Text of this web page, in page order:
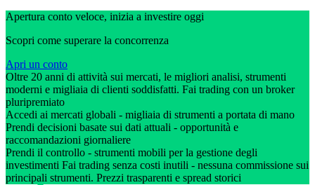
Apertura conto veloce, inizia a investire oggi
Scopri come superare la concorrenza
Apri un conto
Oltre 20 anni di attività sui mercati, le migliori analisi, strumenti
moderni e migliaia di clienti soddisfatti. Fai trading con un broker
pluripremiato
Accedi ai mercati globali - migliaia di strumenti a portata di mano
Prendi decisioni basate sui dati attuali - opportunità e
raccomandazioni giornaliere
Prendi il controllo - strumenti mobili per la gestione degli
investimenti Fai trading senza costi inutili - nessuna commissione sui
principali strumenti. Prezzi trasparenti e spread storici